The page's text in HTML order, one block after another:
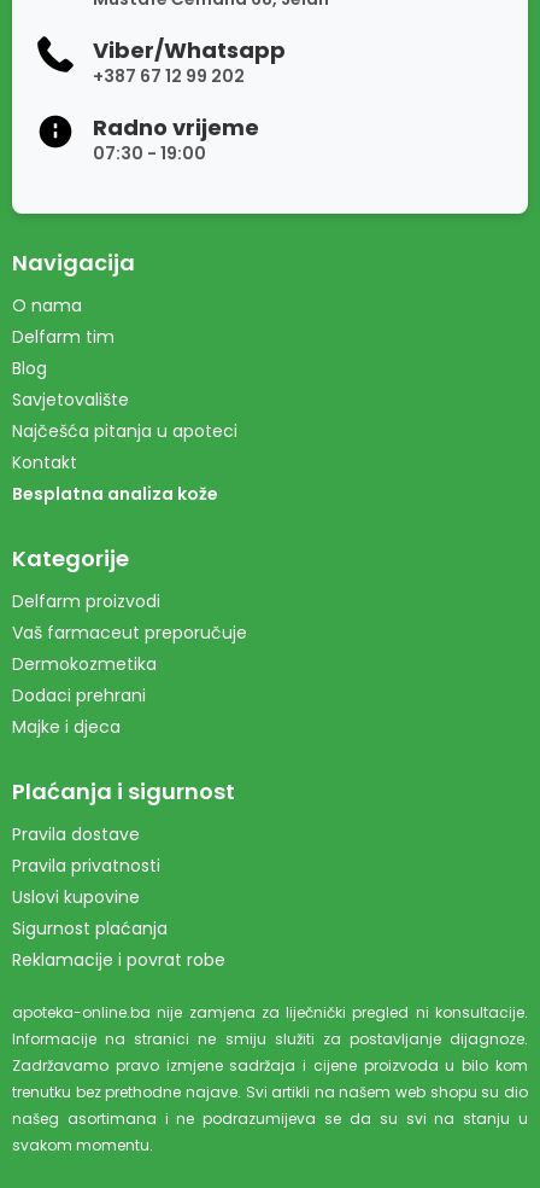
Viber/Whatsapp
+387 67 12 99 202
Radno vrijeme
07:30 - 19:00
Navigacija
O nama
Delfarm tim
Blog
Savjetovalište
Najčešća pitanja u apoteci
Kontakt
Besplatna analiza kože
Kategorije
Delfarm proizvodi
Vaš farmaceut preporučuje
Dermokozmetika
Dodaci prehrani
Majke i djeca
Plaćanja i sigurnost
Pravila dostave
Pravila privatnosti
Uslovi kupovine
Sigurnost plaćanja
Reklamacije i povrat robe
apoteka-online.ba nije zamjena za liječnički pregled ni konsultacije.
Informacije na stranici ne smiju služiti za postavljanje dijagnoze.
Zadržavamo pravo izmjene sadržaja i cijene proizvoda u bilo kom
trenutku bez prethodne najave. Svi artikli na našem web shopu su dio
našeg asortimana i ne podrazumijeva se da su svi na stanju u
svakom momentu.